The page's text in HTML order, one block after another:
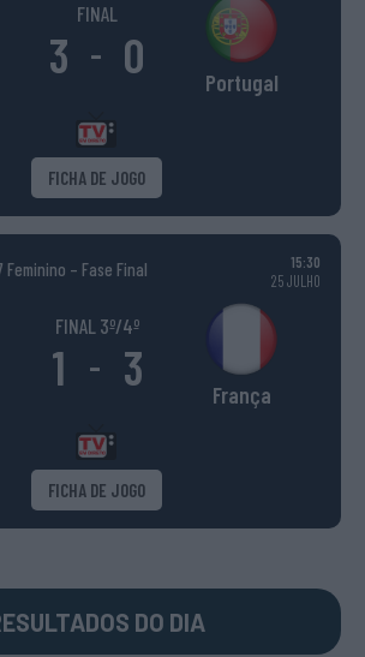
FINAL
3 - 0 Portugal
FICHA DE JOGO
Feminino – Fase Final
15:30
25 JULHO
FINAL 3º/4º
1 - 3 França
FICHA DE JOGO
DO DIA